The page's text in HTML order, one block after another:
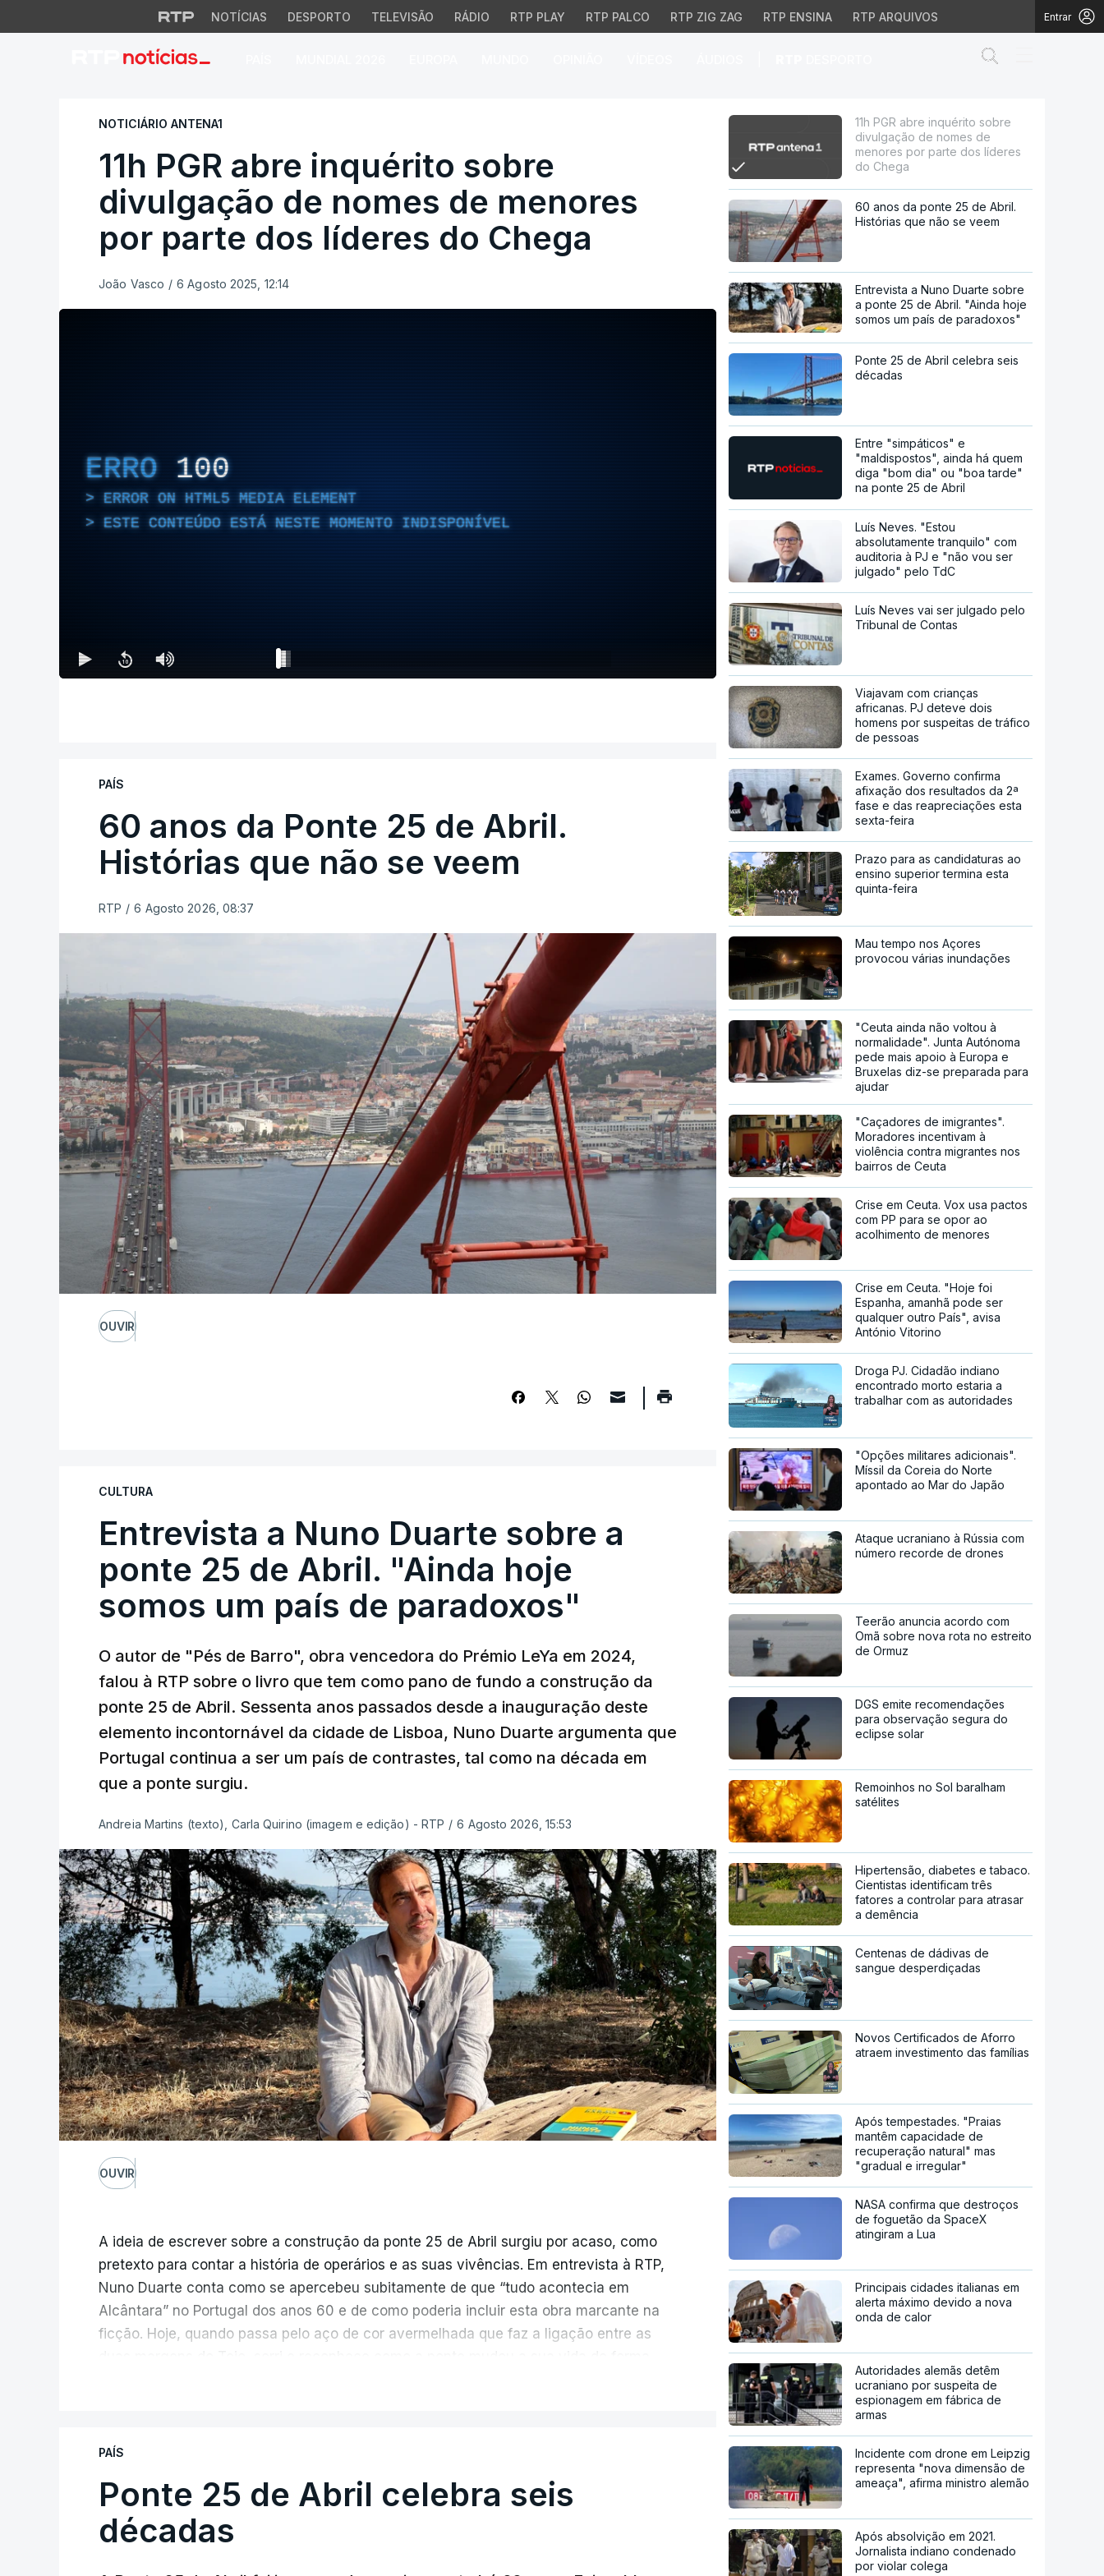
NOTÍCIAS DESPORTO TELEVISÃO RÁDIO RTP PLAY RTP PALCO RTP ZIG ZAG RTP ENSINA RTP ARQUIVOS Entrar
11h PGR abre inquérito sobre divulgação de nomes de menores
NOTICIÁRIO ANTENA1
11h PGR abre inquérito sobre
divulgação de nomes de menores
por parte dos líderes do Chega
João Vasco / 6 Agosto 2025, 12:14
ERRO 100
ERROR ON HTML5 MEDIA ELEMENT
ESTE CONTEÚDO ESTÁ NESTE MOMENTO INDISPONÍVEL
PAÍS
60 anos da Ponte 25 de Abril.
Histórias que não se veem
RTP / 6 Agosto 2026, 08:37
OUVIR
CULTURA
Entrevista a Nuno Duarte sobre a
ponte 25 de Abril. "Ainda hoje
somos um país de paradoxos"
O autor de "Pés de Barro", obra vencedora do Prémio LeYa em 2024,
falou à RTP sobre o livro que tem como pano de fundo a construção da
ponte 25 de Abril. Sessenta anos passados desde a inauguração deste
elemento incontornável da cidade de Lisboa, Nuno Duarte argumenta que
Portugal continua a ser um país de contrastes, tal como na década em
que a ponte surgiu.
Andreia Martins (texto), Carla Quirino (imagem e edição) - RTP / 6 Agosto 2026, 15:53
OUVIR
A ideia de escrever sobre a construção da ponte 25 de Abril surgiu por acaso, como
pretexto para contar a história de operários e as suas vivências. Em entrevista à RTP,
Nuno Duarte conta como se apercebeu subitamente de que “tudo acontecia em
Alcântara” no Portugal dos anos 60 e de como poderia incluir esta obra marcante na
ficção. Hoje, quando passa pelo aço de cor avermelhada que faz a ligação entre as
infraestrutura, à época, a maior ponte suspensa da Europa. Os dramas e peripécias
num contraste entre o apogeu da engenharia e da modernidade e os sinais de um
regime em declínio, com a guerra colonial já em curso.
PAÍS
Ponte 25 de Abril celebra seis
décadas
11h PGR abre inquérito sobre
divulgação de nomes de
menores por parte dos líderes
do Chega
60 anos da ponte 25 de Abril.
Histórias que não se veem
Entrevista a Nuno Duarte sobre
a ponte 25 de Abril. "Ainda hoje
somos um país de paradoxos"
Ponte 25 de Abril celebra seis
décadas
Entre "simpáticos" e
"maldispostos", ainda há quem
diga "bom dia" ou "boa tarde"
na ponte 25 de Abril
Luís Neves. "Estou
absolutamente tranquilo" com
auditoria à PJ e "não vou ser
julgado" pelo TdC
Luís Neves vai ser julgado pelo
Tribunal de Contas
Viajavam com crianças
africanas. PJ deteve dois
homens por suspeitas de tráfico
de pessoas
Exames. Governo confirma
afixação dos resultados da 2ª
fase e das reapreciações esta
sexta-feira
Prazo para as candidaturas ao
ensino superior termina esta
quinta-feira
Mau tempo nos Açores
provocou várias inundações
"Ceuta ainda não voltou à
normalidade". Junta Autónoma
pede mais apoio à Europa e
Bruxelas diz-se preparada para
ajudar
"Caçadores de imigrantes".
Moradores incentivam à
violência contra migrantes nos
bairros de Ceuta
Crise em Ceuta. Vox usa pactos
com PP para se opor ao
acolhimento de menores
Crise em Ceuta. "Hoje foi
Espanha, amanhã pode ser
qualquer outro País", avisa
António Vitorino
Droga PJ. Cidadão indiano
encontrado morto estaria a
trabalhar com as autoridades
"Opções militares adicionais".
Míssil da Coreia do Norte
apontado ao Mar do Japão
Ataque ucraniano à Rússia com
número recorde de drones
Teerão anuncia acordo com
Omã sobre nova rota no estreito
de Ormuz
DGS emite recomendações
para observação segura do
eclipse solar
Remoinhos no Sol baralham
satélites
Hipertensão, diabetes e tabaco.
Cientistas identificam três
fatores a controlar para atrasar
a demência
Centenas de dádivas de
sangue desperdiçadas
Novos Certificados de Aforro
atraem investimento das famílias
Após tempestades. "Praias
mantêm capacidade de
recuperação natural" mas
"gradual e irregular"
NASA confirma que destroços
de foguetão da SpaceX
atingiram a Lua
Principais cidades italianas em
alerta máximo devido a nova
onda de calor
Autoridades alemãs detêm
ucraniano por suspeita de
espionagem em fábrica de
armas
Incidente com drone em Leipzig
representa "nova dimensão de
ameaça", afirma ministro alemão
Após absolvição em 2021.
Jornalista indiano condenado
por violar colega